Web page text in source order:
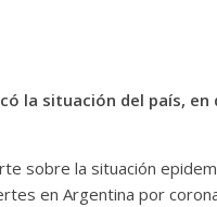
la situación del país, en
sobre la situación
en Argentina por